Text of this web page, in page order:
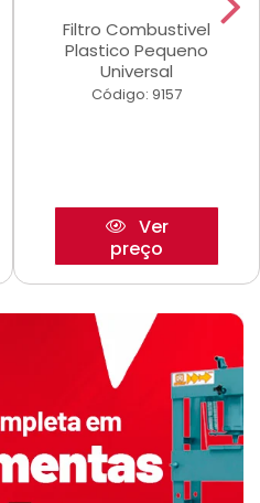
Filtro Combustivel
Plastico Pequeno
Universal
Código: 9157
Ver
preço